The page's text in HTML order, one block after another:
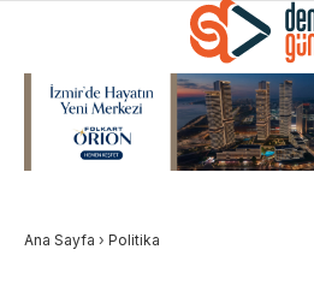
Ana Sayfa › Politika